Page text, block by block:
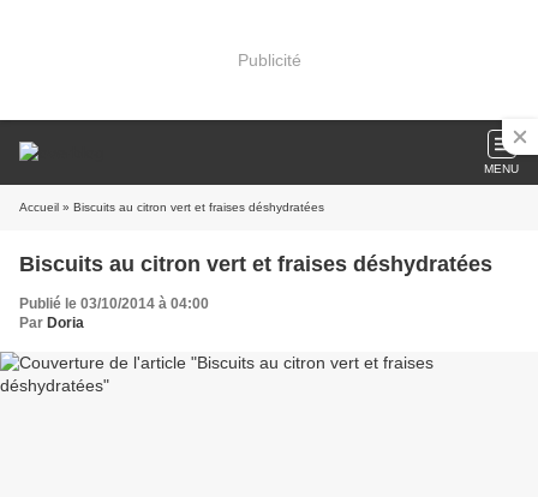
Publicité
MENU
Accueil » Biscuits au citron vert et fraises déshydratées
Biscuits au citron vert et fraises déshydratées
Publié le 03/10/2014 à 04:00
Par Doria